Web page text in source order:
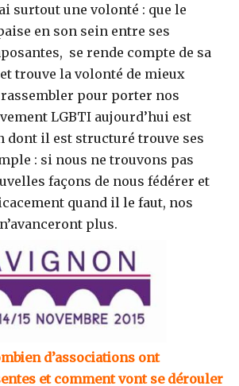
surtout une volonté : que le
en son sein entre ses
se rende compte de sa
trouve la volonté de mieux
pour porter nos
LGBTI aujourd’hui est
dont il est structuré trouve ses
: si nous ne trouvons pas
façons de nous fédérer et
quand il le faut, nos
plus.
d’associations ont
et comment vont se dérouler